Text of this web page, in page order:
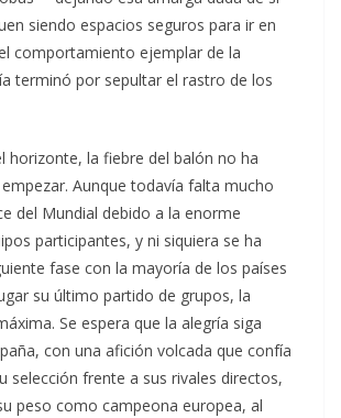
siendo espacios seguros para ir en
comportamiento ejemplar de la
terminó por sepultar el rastro de los
horizonte, la fiebre del balón no ha
Aunque todavía falta mucho
del Mundial debido a la enorme
participantes, y ni siquiera se ha
fase con la mayoría de los países
su último partido de grupos, la
Se espera que la alegría siga
con una afición volcada que confía
selección frente a sus rivales directos,
peso como campeona europea, al